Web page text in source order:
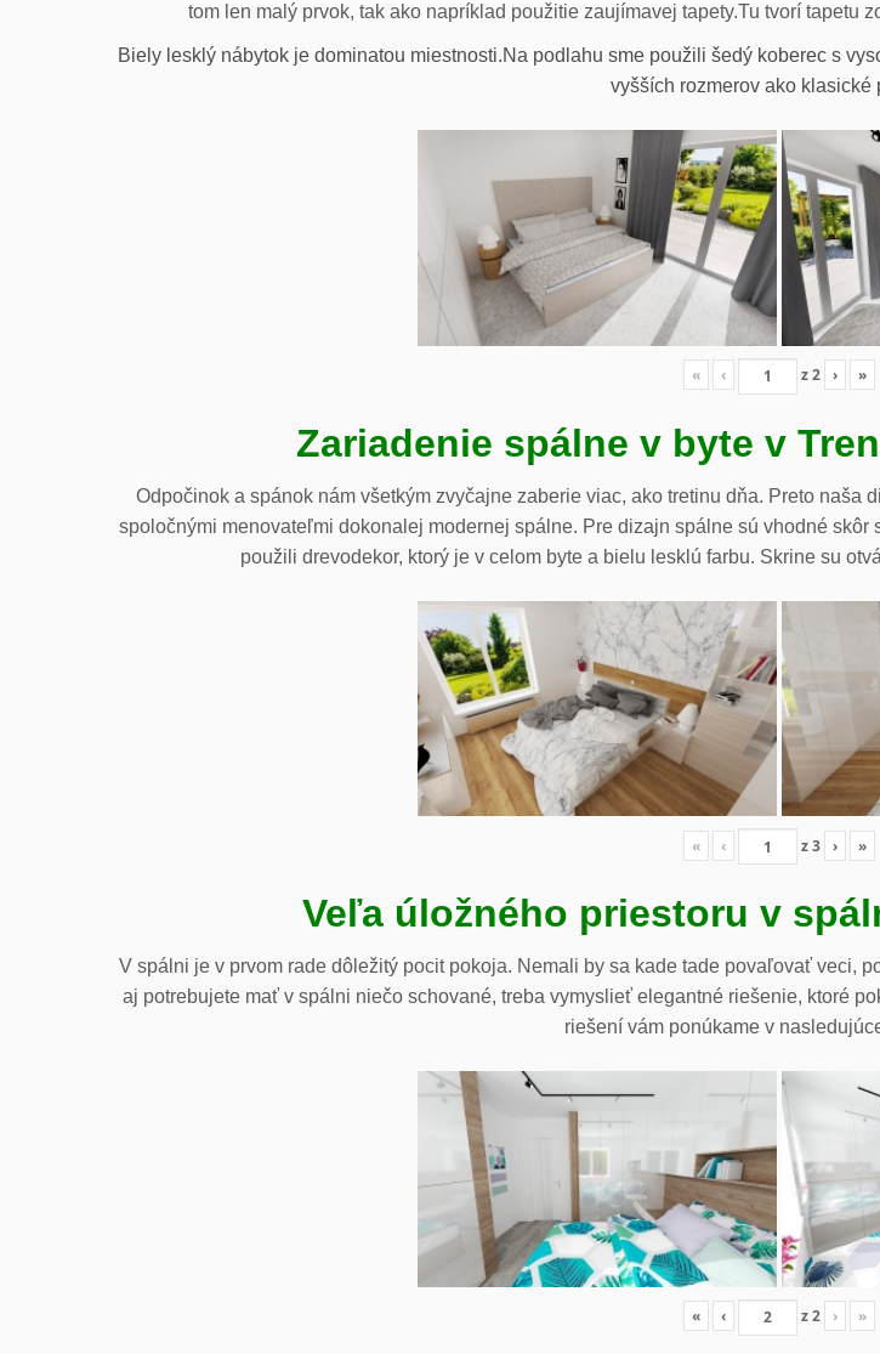
tom len malý prvok, tak ako napríklad použitie zaujímavej tapety.Tu tvorí tapetu
Biely lesklý nábytok je dominatou miestnosti.Na podlahu sme použili šedý koberec s
vyšších rozmerov ako klasické
« ‹ z2 › »
Zariadenie spálne v byte v
Odpočinok a spánok nám všetkým zvyčajne zaberie viac, ako tretinu dňa. Preto naša
spoločnými menovateľmi dokonalej modernej spálne. Pre dizajn spálne sú vhodné
použili drevodekor, ktorý je v celom byte a bielu lesklú farbu. Skrine su
« ‹ z3 › »
Veľa úložného priestoru v
V spálni je v prvom rade dôležitý pocit pokoja. Nemali by sa kade tade povaľovať veci,
aj potrebujete mať v spálni niečo schované, treba vymyslieť elegantné riešenie, ktoré
riešení vám ponúkame v
« ‹ z2 › »